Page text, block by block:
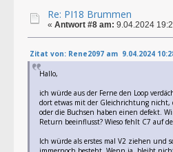
Re: PI18 Brummen
« Antwort #8 am: 9.04.2024
Zitat von: Rene2097 am 9.04.2024
Hallo,
ich würde aus der Ferne den Loop
dort etwas mit der Gleichrichtung nicht,
oder die Buchsen haben einen defekt.
Return beeinflusst? Wieso fehlt C7 auf
Ich würde als erstes mal V2 ziehen und